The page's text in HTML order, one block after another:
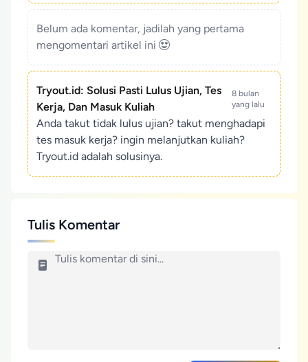
Belum ada komentar, jadilah yang pertama
mengomentari artikel ini
Tryout.id: Solusi Pasti Lulus Ujian, Tes
Kerja, Dan Masuk Kuliah
8 bulan
yang lalu
Anda takut tidak lulus ujian? takut menghadapi
tes masuk kerja? ingin melanjutkan kuliah?
Tryout.id adalah solusinya.
Tulis Komentar